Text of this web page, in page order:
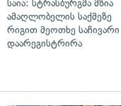
საია: სტრასბურგმა მზია
ამაღლობელის საქმეზე
რიგით მეოთხე საჩივარი
დაარეგისტრირა